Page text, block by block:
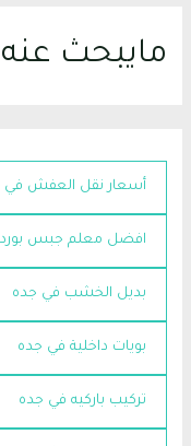
مايبحث عنه
أسعار نقل العفش في
افضل معلم جبس
بديل الخشب في جده
بويات داخلية في جده
تركيب باركيه في جده